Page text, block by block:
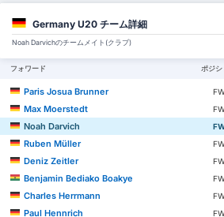
Germany U20 チーム詳細
Noah Darvichのチームメイト(クラブ)
フォワード ポジシ
Paris Josua Brunner
Max Moerstedt
Noah Darvich
Ruben Müller
Deniz Zeitler
Benjamin Bediako Boakye
Charles Herrmann
Paul Hennrich